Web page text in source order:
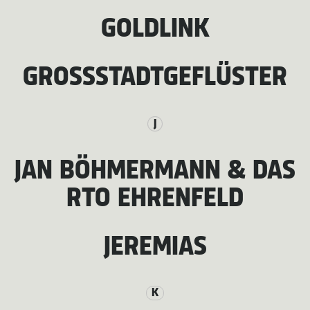
GOLDLINK
GROSSSTADTGEFLÜSTER
JAN BÖHMERMANN & DAS
RTO EHRENFELD
JEREMIAS
K